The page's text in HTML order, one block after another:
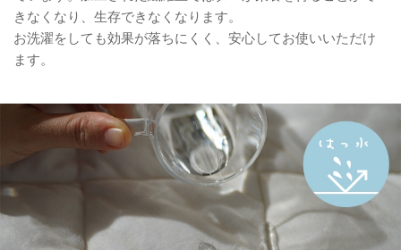
きなくなり、生存できなくなります。
お洗濯をしても効果が落ちにくく、安心してお使いいただけ
ます。